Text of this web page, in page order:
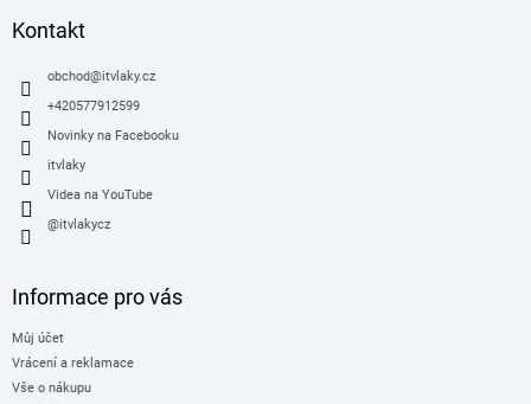
Kontakt
obchod@itvlaky.cz
+420577912599
Novinky na Facebooku
itvlaky
Videa na YouTube
@itvlakycz
Informace pro vás
Můj účet
Vrácení a reklamace
Vše o nákupu